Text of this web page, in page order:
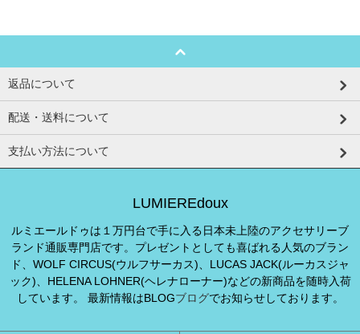
返品について
配送・送料について
支払い方法について
LUMIEREdoux
ルミエールドゥは１万円台で手に入る日本未上陸のアクセサリーブ
ランド通販専門店です。プレゼントとしても喜ばれる人気のブラン
ド、WOLF CIRCUS(ウルフサーカス)、LUCAS JACK(ルーカスジャ
ック)、HELENA LOHNER(ヘレナローナー)などの新商品を随時入荷
しています。 最新情報はBLOGブログでお知らせしております。